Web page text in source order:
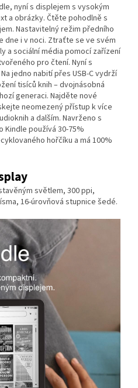
nyní s displejem s vysokým
a obrázky. Čtěte pohodlně s
Nastavitelný režim předního
dne i v noci. Ztraťte se ve svém
a sociální média pomocí zařízení
pro čtení. Nyní s
jedno nabití přes USB-C vydrží
tisíců knih – dvojnásobná
generaci. Najděte nové
neomezený přístup k více
a dalším. Navrženo s
používá 30-75%
hořčíku a má 100%
světlem, 300 ppi,
16-úrovňová stupnice šedé.